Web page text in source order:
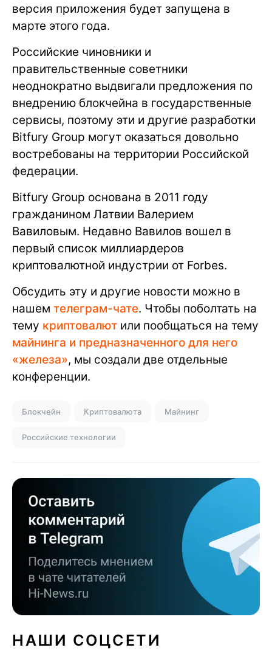
версия приложения будет запущена в
марте этого года.
Российские чиновники и
правительственные советники
неоднократно выдвигали предложения по
внедрению блокчейна в государственные
сервисы, поэтому эти и другие разработки
Bitfury Group могут оказаться довольно
востребованы на территории Российской
федерации.
Bitfury Group основана в 2011 году
гражданином Латвии Валерием
Вавиловым. Недавно Вавилов вошел в
первый список миллиардеров
криптовалютной индустрии от Forbes.
Обсудить эту и другие новости можно в
нашем телеграм-чате. Чтобы поболтать на
тему криптовалют или пообщаться на тему
майнинга и предназначенного для него
«железа», мы создали две отдельные
конференции.
Блокчейн Криптовалюта Майнинг
Российские технологии
НАШИ СОЦСЕТИ